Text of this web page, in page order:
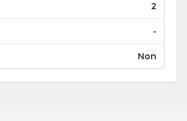
2
-
Non